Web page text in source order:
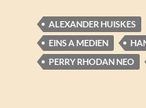
ALEXANDER HUISKES
EINS A MEDIEN
PERRY RHODAN NEO